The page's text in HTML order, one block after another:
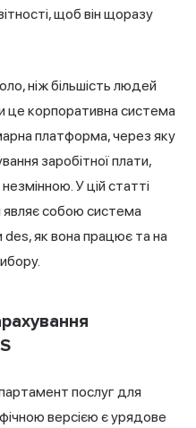
щоб він щоразу
ніж більшість людей
це корпоративна система
платформа, через яку
заробітної плати,
У цій статті
являє собою система
des, як вона працює та на
послуг для
версією є урядове